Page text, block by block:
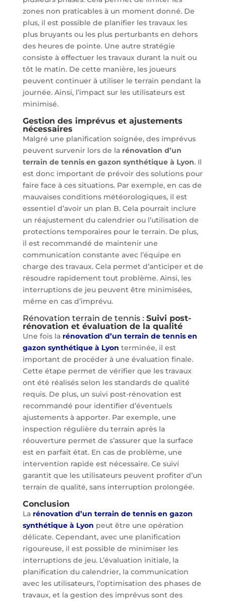
zones non praticables à un moment donné. De
plus, il est possible de planifier les travaux les
plus bruyants ou les plus perturbants en dehors
des heures de pointe. Une autre stratégie
consiste à effectuer les travaux durant la nuit ou
tôt le matin. De cette manière, les joueurs
peuvent continuer à utiliser le terrain pendant la
journée. Ainsi, l’impact sur les utilisateurs est
minimisé.
Gestion des imprévus et ajustements
nécessaires
Malgré une planification soignée, des imprévus
peuvent survenir lors de la rénovation d’un
terrain de tennis en gazon synthétique à Lyon. Il
est donc important de prévoir des solutions pour
faire face à ces situations. Par exemple, en cas de
mauvaises conditions météorologiques, il est
essentiel d’avoir un plan B. Cela pourrait inclure
un réajustement du calendrier ou l’utilisation de
protections temporaires pour le terrain. De plus,
il est recommandé de maintenir une
communication constante avec l’équipe en
charge des travaux. Cela permet d’anticiper et de
résoudre rapidement tout problème. Ainsi, les
interruptions de jeu peuvent être minimisées,
même en cas d’imprévu.
Rénovation terrain de tennis : Suivi post-
rénovation et évaluation de la qualité
Une fois la rénovation d’un terrain de tennis en
gazon synthétique à Lyon terminée, il est
important de procéder à une évaluation finale.
Cette étape permet de vérifier que les travaux
ont été réalisés selon les standards de qualité
requis. De plus, un suivi post-rénovation est
recommandé pour identifier d’éventuels
ajustements à apporter. Par exemple, une
inspection régulière du terrain après la
réouverture permet de s’assurer que la surface
est en parfait état. En cas de problème, une
intervention rapide est nécessaire. Ce suivi
garantit que les utilisateurs peuvent profiter d’un
terrain de qualité, sans interruption prolongée.
Conclusion
La rénovation d’un terrain de tennis en gazon
synthétique à Lyon peut être une opération
délicate. Cependant, avec une planification
rigoureuse, il est possible de minimiser les
interruptions de jeu. L’évaluation initiale, la
planification du calendrier, la communication
avec les utilisateurs, l’optimisation des phases de
travaux, et la gestion des imprévus sont des